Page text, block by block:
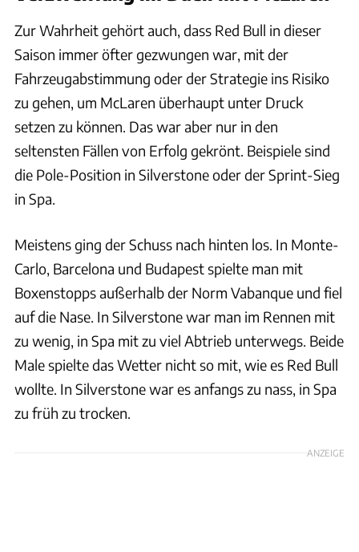
Zur Wahrheit gehört auch, dass Red Bull in dieser
Saison immer öfter gezwungen war, mit der
Fahrzeugabstimmung oder der Strategie ins Risiko
zu gehen, um McLaren überhaupt unter Druck
setzen zu können. Das war aber nur in den
seltensten Fällen von Erfolg gekrönt. Beispiele sind
die Pole-Position in Silverstone oder der Sprint-Sieg
in Spa.
Meistens ging der Schuss nach hinten los. In Monte-
Carlo, Barcelona und Budapest spielte man mit
Boxenstopps außerhalb der Norm Vabanque und fiel
auf die Nase. In Silverstone war man im Rennen mit
zu wenig, in Spa mit zu viel Abtrieb unterwegs. Beide
Male spielte das Wetter nicht so mit, wie es Red Bull
wollte. In Silverstone war es anfangs zu nass, in Spa
zu früh zu trocken.
ANZEIGE